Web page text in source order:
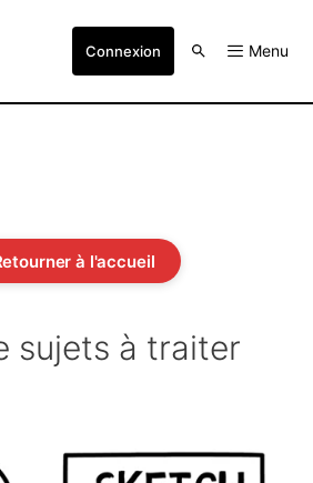
Connexion Menu
à l'accueil
sujets à traiter